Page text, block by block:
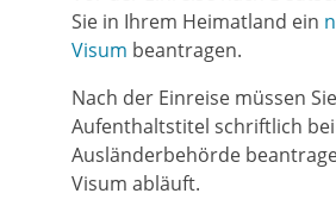
Sie in Ihrem Heimatland ein
Visum beantragen.
Nach der Einreise müssen
Aufenthaltstitel schriftlich
Ausländerbehörde
Visum abläuft.